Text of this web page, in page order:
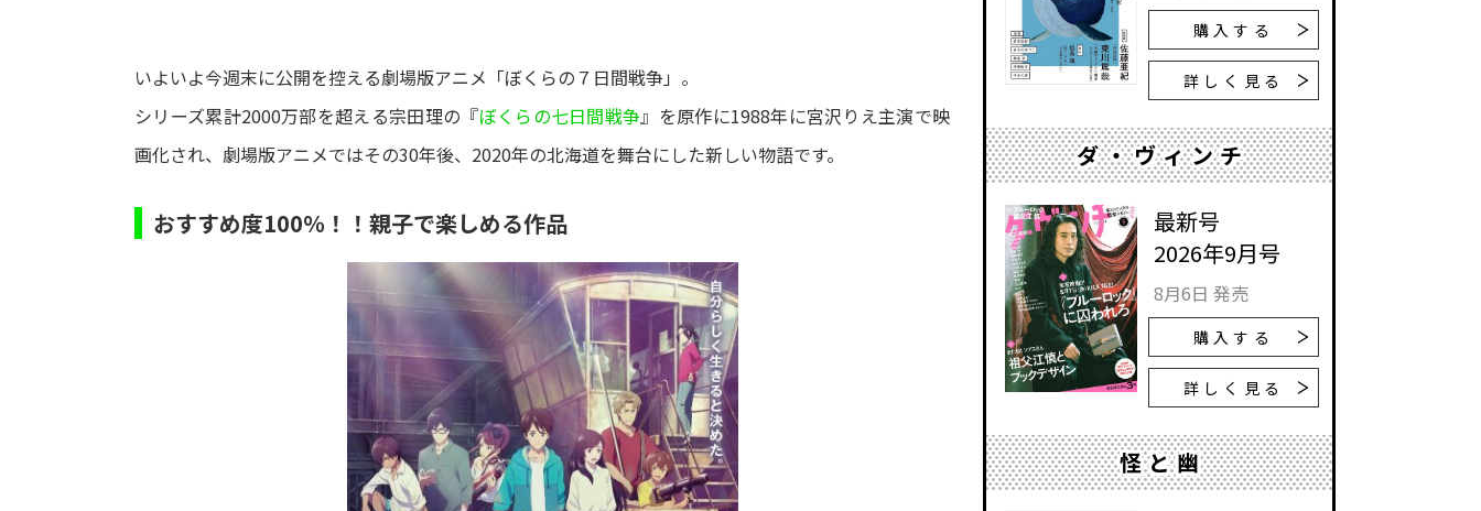
いよいよ今週末に公開を控える劇場版アニメ「ぼくらの７日間戦争」。
シリーズ累計2000万部を超える宗田理の『ぼくらの七日間戦争』を原作に1988年に宮沢りえ主演で映
画化され、劇場版アニメではその30年後、2020年の北海道を舞台にした新しい物語です。
おすすめ度100％！！親子で楽しめる作品
購入する
詳しく見る
ダ・ヴィンチ
最新号
2026年9月号
8月6日 発売
購入する
詳しく見る
怪と幽